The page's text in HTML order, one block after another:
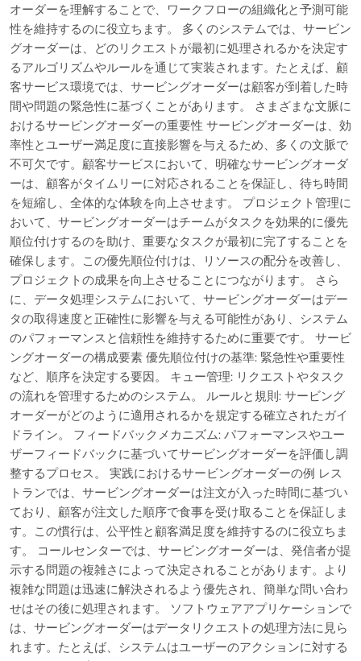
オーダーを理解することで、ワークフローの組織化と予測可能
性を維持するのに役立ちます。 多くのシステムでは、サービン
グオーダーは、どのリクエストが最初に処理されるかを決定す
るアルゴリズムやルールを通じて実装されます。たとえば、顧
客サービス環境では、サービングオーダーは顧客が到着した時
間や問題の緊急性に基づくことがあります。 さまざまな文脈に
おけるサービングオーダーの重要性 サービングオーダーは、効
率性とユーザー満足度に直接影響を与えるため、多くの文脈で
不可欠です。顧客サービスにおいて、明確なサービングオーダ
ーは、顧客がタイムリーに対応されることを保証し、待ち時間
を短縮し、全体的な体験を向上させます。 プロジェクト管理に
おいて、サービングオーダーはチームがタスクを効果的に優先
順位付けするのを助け、重要なタスクが最初に完了することを
確保します。この優先順位付けは、リソースの配分を改善し、
プロジェクトの成果を向上させることにつながります。 さら
に、データ処理システムにおいて、サービングオーダーはデー
タの取得速度と正確性に影響を与える可能性があり、システム
のパフォーマンスと信頼性を維持するために重要です。 サービ
ングオーダーの構成要素 優先順位付けの基準: 緊急性や重要性
など、順序を決定する要因。 キュー管理: リクエストやタスク
の流れを管理するためのシステム。 ルールと規則: サービング
オーダーがどのように適用されるかを規定する確立されたガイ
ドライン。 フィードバックメカニズム: パフォーマンスやユー
ザーフィードバックに基づいてサービングオーダーを評価し調
整するプロセス。 実践におけるサービングオーダーの例 レス
トランでは、サービングオーダーは注文が入った時間に基づい
ており、顧客が注文した順序で食事を受け取ることを保証しま
す。この慣行は、公平性と顧客満足度を維持するのに役立ちま
す。 コールセンターでは、サービングオーダーは、発信者が提
示する問題の複雑さによって決定されることがあります。より
複雑な問題は迅速に解決されるよう優先され、簡単な問い合わ
せはその後に処理されます。 ソフトウェアアプリケーションで
は、サービングオーダーはデータリクエストの処理方法に見ら
れます。たとえば、システムはユーザーのアクションに対する